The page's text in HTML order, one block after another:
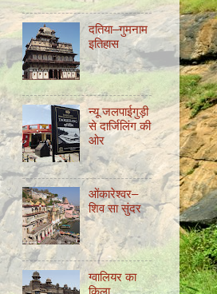
दतिया–गुमनाम
इतिहास
न्यू जलपाईगुड़ी
से दार्जिलिंग की
ओर
ओंकारेश्वर–
शिव सा सुंदर
ग्वालियर का
किला